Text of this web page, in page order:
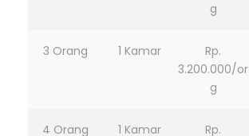
g
3 Orang 1 Kamar
Rp.
3.200.000/or
g
4 Orang 1 Kamar Rp.